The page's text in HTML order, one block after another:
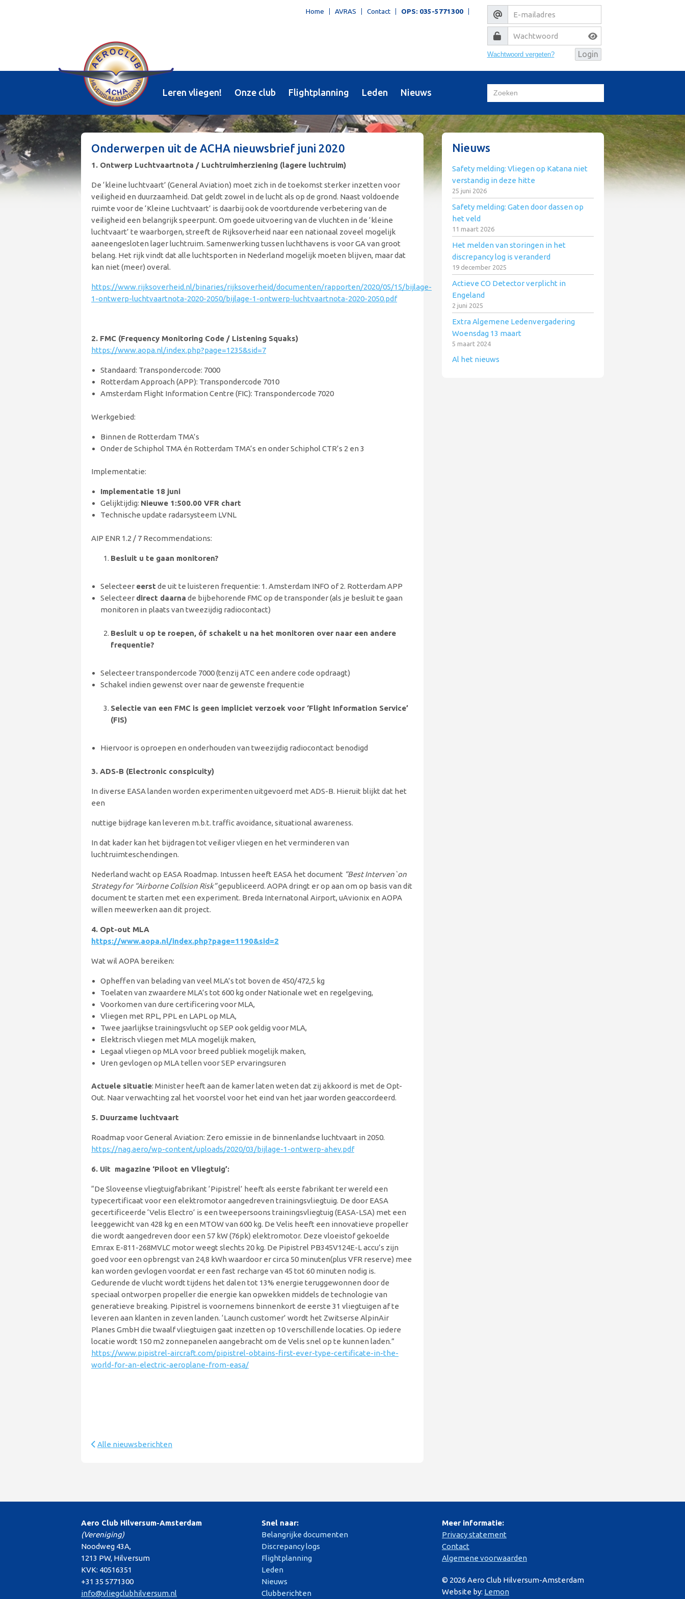
Home AVRAS Contact OPS: 035-5771300
Wachtwoord vergeten?
Leren vliegen! Onze club Flightplanning Leden Nieuws
Onderwerpen uit de ACHA nieuwsbrief juni 2020
1. Ontwerp Luchtvaartnota / Luchtruimherziening (lagere luchtruim)
De ‘kleine luchtvaart’ (General Aviation) moet zich in de toekomst sterker inzetten voor
veiligheid en duurzaamheid. Dat geldt zowel in de lucht als op de grond. Naast voldoende
ruimte voor de ‘Kleine Luchtvaart’ is daarbij ook de voortdurende verbetering van de
veiligheid een belangrijk speerpunt. Om goede uitvoering van de vluchten in de ‘kleine
luchtvaart’ te waarborgen, streeft de Rijksoverheid naar een nationaal zoveel mogelijk
aaneengesloten lager luchtruim. Samenwerking tussen luchthavens is voor GA van groot
belang. Het rijk vindt dat alle luchtsporten in Nederland mogelijk moeten blijven, maar dat
kan niet (meer) overal.
https://www.rijksoverheid.nl/binaries/rijksoverheid/documenten/rapporten/2020/05/15/bijlage-
1-ontwerp-luchtvaartnota-2020-2050/bijlage-1-ontwerp-luchtvaartnota-2020-2050.pdf
2. FMC (Frequency Monitoring Code / Listening Squaks)
https://www.aopa.nl/index.php?page=1235&sid=7
Standaard: Transpondercode: 7000
Rotterdam Approach (APP): Transpondercode 7010
Amsterdam Flight Information Centre (FIC): Transpondercode 7020
Werkgebied:
Binnen de Rotterdam TMA’s
Onder de Schiphol TMA én Rotterdam TMA’s en onder Schiphol CTR’s 2 en 3
Implementatie:
Implementatie 18 juni
Gelijktijdig: Nieuwe 1:500.00 VFR chart
Technische update radarsysteem LVNL
AIP ENR 1.2 / 7 Recommendations:
Besluit u te gaan monitoren?
Selecteer eerst de uit te luisteren frequentie: 1. Amsterdam INFO of 2. Rotterdam APP
Selecteer direct daarna de bijbehorende FMC op de transponder (als je besluit te gaan
monitoren in plaats van tweezijdig radiocontact)
Besluit u op te roepen, óf schakelt u na het monitoren over naar een andere
frequentie?
Selecteer transpondercode 7000 (tenzij ATC een andere code opdraagt)
Schakel indien gewenst over naar de gewenste frequentie
Selectie van een FMC is geen impliciet verzoek voor ‘Flight Information Service’
(FIS)
Hiervoor is oproepen en onderhouden van tweezijdig radiocontact benodigd
3. ADS-B (Electronic conspicuity)
In diverse EASA landen worden experimenten uitgevoerd met ADS-B. Hieruit blijkt dat het
een
nuttige bijdrage kan leveren m.b.t. traffic avoidance, situational awareness.
In dat kader kan het bijdragen tot veiliger vliegen en het verminderen van
luchtruimteschendingen.
Nederland wacht op EASA Roadmap. Intussen heeft EASA het document “Best Interven`on
Strategy for “Airborne Collsion Risk”gepubliceerd. AOPA dringt er op aan om op basis van dit
document te starten met een experiment. Breda Internatonal Airport, uAvionix en AOPA
willen meewerken aan dit project.
4. Opt-out MLA
https://www.aopa.nl/index.php?page=1190&sid=2
Wat wil AOPA bereiken:
Opheffen van belading van veel MLA’s tot boven de 450/472,5 kg
Toelaten van zwaardere MLA’s tot 600 kg onder Nationale wet en regelgeving,
Voorkomen van dure certificering voor MLA,
Vliegen met RPL, PPL en LAPL op MLA,
Twee jaarlijkse trainingsvlucht op SEP ook geldig voor MLA,
Elektrisch vliegen met MLA mogelijk maken,
Legaal vliegen op MLA voor breed publiek mogelijk maken,
Uren gevlogen op MLA tellen voor SEP ervaringsuren
Actuele situatie: Minister heeft aan de kamer laten weten dat zij akkoord is met de Opt-
Out. Naar verwachting zal het voorstel voor het eind van het jaar worden geaccordeerd.
5. Duurzame luchtvaart
Roadmap voor General Aviation: Zero emissie in de binnenlandse luchtvaart in 2050.
https://nag.aero/wp-content/uploads/2020/03/bijlage-1-ontwerp-ahev.pdf
6. Uit magazine ‘Piloot en Vliegtuig’:
“De Sloveense vliegtuigfabrikant ‘Pipistrel’ heeft als eerste fabrikant ter wereld een
typecertificaat voor een elektromotor aangedreven trainingsvliegtuig. De door EASA
gecertificeerde ‘Velis Electro’ is een tweepersoons trainingsvliegtuig (EASA-LSA) met een
leeggewicht van 428 kg en een MTOW van 600 kg. De Velis heeft een innovatieve propeller
die wordt aangedreven door een 57 kW (76pk) elektromotor. Deze vloeistof gekoelde
Emrax E-811-268MVLC motor weegt slechts 20 kg. De Pipistrel PB345V124E-L accu’s zijn
goed voor een opbrengst van 24,8 kWh waardoor er circa 50 minuten(plus VFR reserve) mee
kan worden gevlogen voordat er een fast recharge van 45 tot 60 minuten nodig is.
Gedurende de vlucht wordt tijdens het dalen tot 13% energie teruggewonnen door de
speciaal ontworpen propeller die energie kan opwekken middels de technologie van
generatieve breaking. Pipistrel is voornemens binnenkort de eerste 31 vliegtuigen af te
leveren aan klanten in zeven landen. ‘Launch customer’ wordt het Zwitserse AlpinAir
Planes GmbH die twaalf vliegtuigen gaat inzetten op 10 verschillende locaties. Op iedere
locatie wordt 150 m2 zonnepanelen aangebracht om de Velis snel op te kunnen laden.”
https://www.pipistrel-aircraft.com/pipistrel-obtains-first-ever-type-certificate-in-the-
world-for-an-electric-aeroplane-from-easa/
Alle nieuwsberichten
Nieuws
Safety melding: Vliegen op Katana niet
verstandig in deze hitte
25 juni 2026
Safety melding: Gaten door dassen op
het veld
11 maart 2026
Het melden van storingen in het
discrepancy log is veranderd
19 december 2025
Actieve CO Detector verplicht in
Engeland
2 juni 2025
Extra Algemene Ledenvergadering
Woensdag 13 maart
5 maart 2024
Al het nieuws
Aero Club Hilversum-Amsterdam
(Vereniging)
Noodweg 43A,
1213 PW, Hilversum
KVK: 40516351
+31 35 5771300
info@vliegclubhilversum.nl
Snel naar:
Belangrijke documenten
Discrepancy logs
Flightplanning
Leden
Nieuws
Clubberichten
Meer informatie:
Privacy statement
Contact
Algemene voorwaarden
© 2026 Aero Club Hilversum-Amsterdam
Website by: Lemon